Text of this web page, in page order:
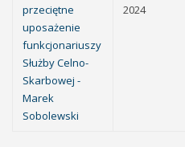
przeciętne
uposażenie
funkcjonariuszy
Służby Celno-
Skarbowej -
Marek
Sobolewski
2024